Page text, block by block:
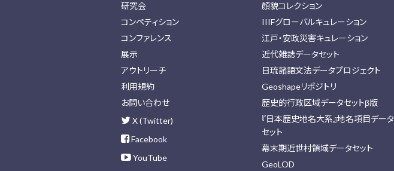
研究会
コンペティション
コンファレンス
展示
アウトリーチ
利用規約
お問い合わせ
X (Twitter)
Facebook
YouTube
顔貌コレクション
IIIFグローバルキュレーション
江戸・安政災害キュレーション
近代雑誌データセット
日琉諸語文法データプロジェクト
Geoshapeリポジトリ
歴史的行政区域データセットβ版
『日本歴史地名大系』地名項目データ
セット
幕末期近世村領域データセット
GeoLOD